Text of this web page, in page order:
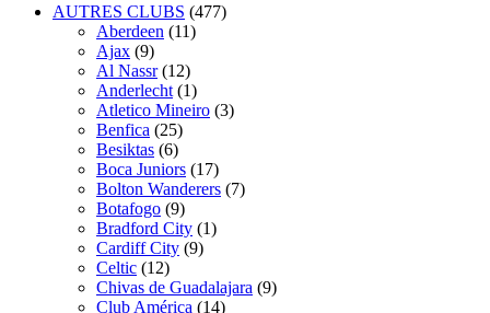
AUTRES CLUBS (477)
Aberdeen (11)
Ajax (9)
Al Nassr (12)
Anderlecht (1)
Atletico Mineiro (3)
Benfica (25)
Besiktas (6)
Boca Juniors (17)
Bolton Wanderers (7)
Botafogo (9)
Bradford City (1)
Cardiff City (9)
Celtic (12)
Chivas de Guadalajara (9)
Club América (14)